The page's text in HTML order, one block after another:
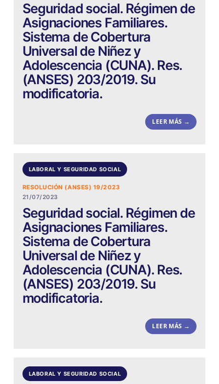
Seguridad social. Régimen de
Asignaciones Familiares.
Sistema de Cobertura
Universal de Niñez y
Adolescencia (CUNA). Res.
(ANSES) 203/2019. Su
modificatoria.
LEER MÁS →
LABORAL Y SEGURIDAD SOCIAL
RESOLUCIÓN (ANSES) 19/2023
21/07/2023
Seguridad social. Régimen de
Asignaciones Familiares.
Sistema de Cobertura
Universal de Niñez y
Adolescencia (CUNA). Res.
(ANSES) 203/2019. Su
modificatoria.
LEER MÁS →
LABORAL Y SEGURIDAD SOCIAL